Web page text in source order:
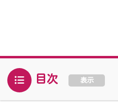
目次 表示